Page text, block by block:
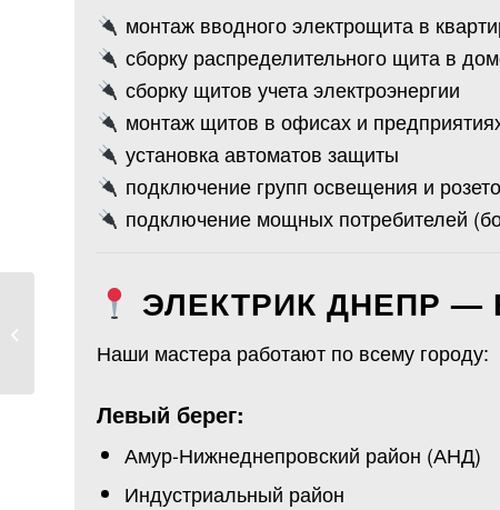
монтаж вводного электрощита в
сборку распределительного щита в
сборку щитов учета электроэнергии
монтаж щитов в офисах и
установка автоматов защиты
подключение групп освещения и
подключение мощных потребителей
ЭЛЕКТРИК ДНЕПР
Наши мастера работают по всему городу:
Левый берег:
Амур-Нижнеднепровский район (АНД)
Индустриальный район
Сварщик Днепр —
профессионального...